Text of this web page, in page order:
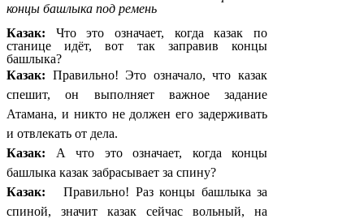
концы башлыка под ремень
Казак: Что это означает, когда казак по
станице идёт, вот так заправив концы
башлыка?
Казак: Правильно! Это означало, что казак
спешит, он выполняет важное задание
Атамана, и никто не должен его задерживать
и отвлекать от дела.
Казак: А что это означает, когда концы
башлыка казак забрасывает за спину?
Казак:
Правильно! Раз концы башлыка за
спиной, значит казак сейчас вольный, на